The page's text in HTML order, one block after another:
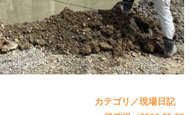
カテゴリ／現場日記